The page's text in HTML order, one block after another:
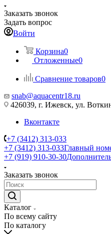
Заказать звонок
Задать вопрос
Войти
Корзина0
Отложенные0
Сравнение товаров0
snab@aquacentr18.ru
426039, г. Ижевск, ул.
Вконтакте
+7 (3412) 313-033
+7 (3412) 313-033Главный
+7 (919) 910-30-30
Заказать звонок
Каталог
По всему сайту
По каталогу